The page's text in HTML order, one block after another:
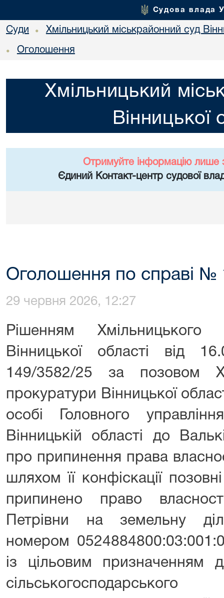
Судова влада
Суди • Хмільницький міськрайонний суд
• Оголошення
Хмільницький
Вінницької
Отримуйте інформацію лише
Єдиний Контакт-центр судової
Оголошення по справі №
29 червня 2026, 12:27
Рішенням Хмільницького
Вінницької області від
149/3582/25 за позовом
прокуратури Вінницької
особі Головного
Вінницькій області до
про припинення права
шляхом її конфіскації
припинено право
Петрівни на земельну
номером
із цільовим призначенням